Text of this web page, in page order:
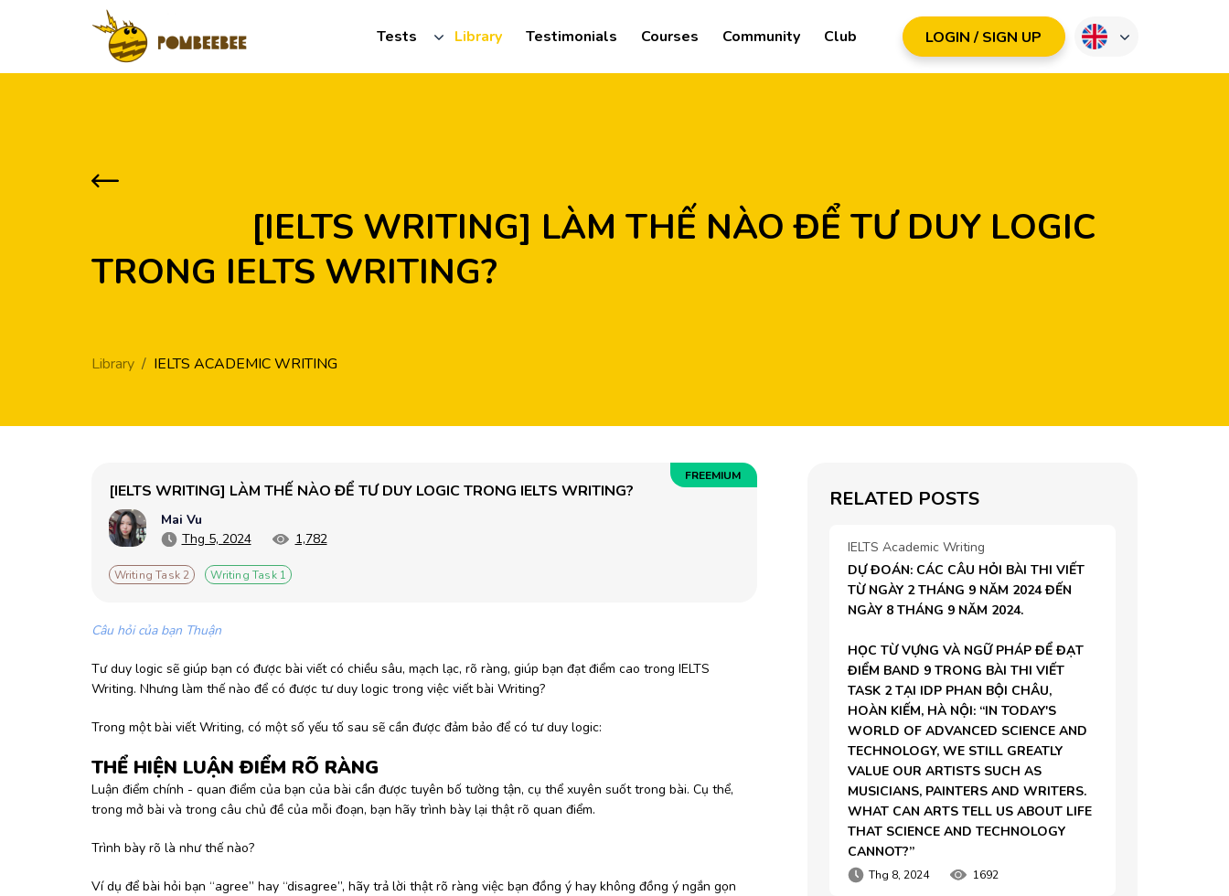
Tests Library Testimonials Courses Community Club LOGIN / SIGN UP
TRONG IELTS WRITING?
Library IELTS ACADEMIC WRITING
[IELTS WRITING] LÀM THẾ NÀO ĐỂ TƯ DUY LOGIC TRONG IELTS WRITING?
Mai Vu
Thg 5, 2024
1,782
Writing Task 2 Writing Task 1
FREEMIUM
Câu hỏi của bạn Thuận
Tư duy logic sẽ giúp bạn có được bài viết có chiều sâu, mạch lạc, rõ ràng, giúp bạn đạt điểm cao trong IELTS
Writing. Nhưng làm thế nào để có được tư duy logic trong việc viết bài Writing?
Trong một bài viết Writing, có một số yếu tố sau sẽ cần được đảm bảo để có tư duy logic:
THỂ HIỆN LUẬN ĐIỂM RÕ RÀNG
Luận điểm chính - quan điểm của bạn của bài cần được tuyên bố tường tận, cụ thể xuyên suốt trong bài. Cụ thể,
trong mở bài và trong câu chủ đề của mỗi đoạn, bạn hãy trình bày lại thật rõ quan điểm.
Trình bày rõ là như thế nào?
Ví dụ để bài hỏi bạn “agree” hay “disagree”, hãy trả lời thật rõ ràng việc bạn đồng ý hay không đồng ý ngắn gọn
RELATED POSTS
IELTS Academic Writing
DỰ ĐOÁN: CÁC CÂU HỎI BÀI THI VIẾT
TỪ NGÀY 2 THÁNG 9 NĂM 2024 ĐẾN
NGÀY 8 THÁNG 9 NĂM 2024.
HỌC TỪ VỰNG VÀ NGỮ PHÁP ĐỂ ĐẠT
ĐIỂM BAND 9 TRONG BÀI THI VIẾT
TASK 2 TẠI IDP PHAN BỘI CHÂU,
HOÀN KIẾM, HÀ NỘI: “IN TODAY'S
WORLD OF ADVANCED SCIENCE AND
TECHNOLOGY, WE STILL GREATLY
VALUE OUR ARTISTS SUCH AS
MUSICIANS, PAINTERS AND WRITERS.
WHAT CAN ARTS TELL US ABOUT LIFE
THAT SCIENCE AND TECHNOLOGY
CANNOT?”
Thg 8, 2024 1692